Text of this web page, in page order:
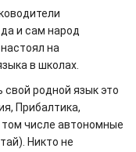
и сам народ
на
в школах.
свой родной язык это
Прибалтика,
том числе автономные
Никто не